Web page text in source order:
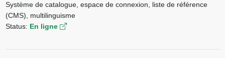
Système de catalogue, espace de connexion, liste de référence
(CMS), multilinguisme
Status: En ligne